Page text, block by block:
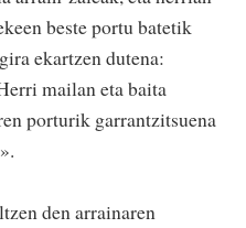
beste portu batetik
ekartzen dutena:
mailan eta baita
porturik garrantzitsuena
den arrainaren